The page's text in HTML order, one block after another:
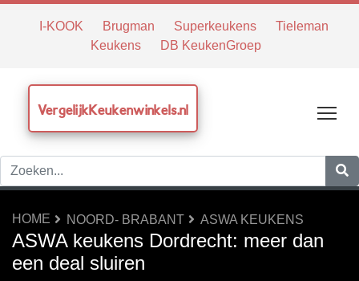
I-KOOK Brugman Superkeukens
Tieleman
Keukens
DB KeukenGroep
VergelijkKeukenwinkels.nl
HOME NOORD- BRABANT ASWA KEUKENS
ASWA keukens Dordrecht: meer dan
een deal sluiren